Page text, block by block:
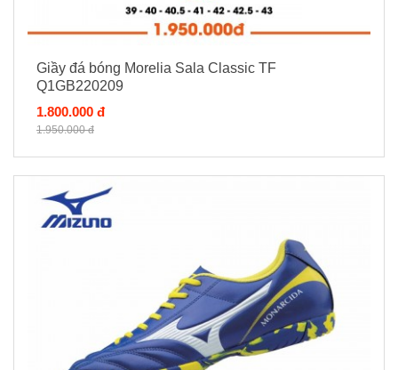
Giầy đá bóng Morelia Sala Classic TF
Q1GB220209
1.800.000 đ
1.950.000 đ